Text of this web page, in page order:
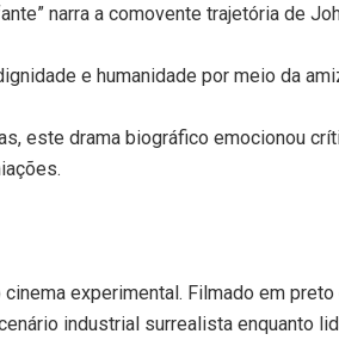
narra a comovente trajetória de
e humanidade por meio da
este drama biográfico emocionou
experimental. Filmado em preto
industrial surrealista enquanto